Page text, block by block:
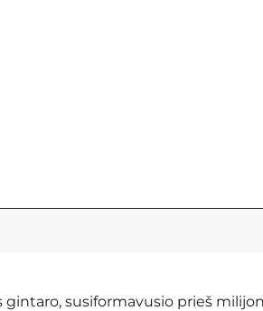
susiformavusio prieš